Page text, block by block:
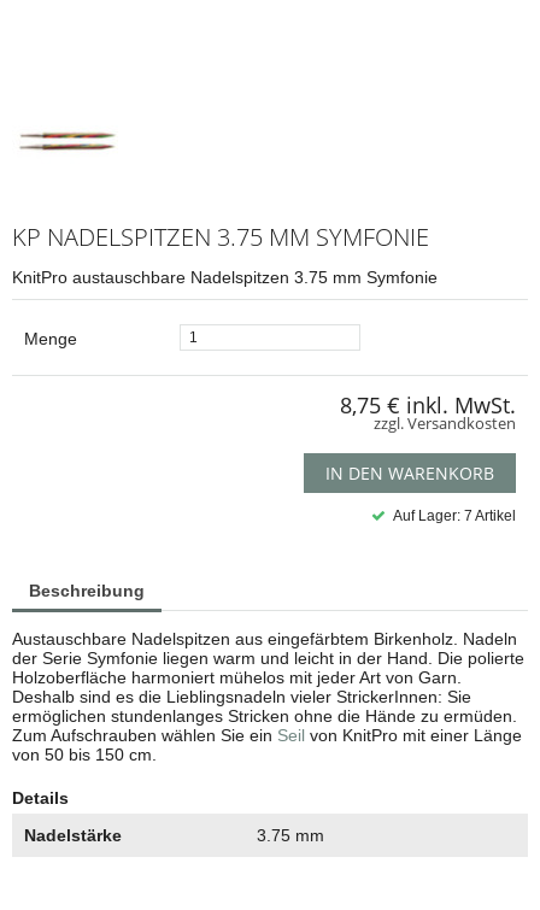
KP NADELSPITZEN 3.75 MM SYMFONIE
KnitPro austauschbare Nadelspitzen 3.75 mm Symfonie
Menge
8,75 € inkl. MwSt.
zzgl. Versandkosten
IN DEN WARENKORB
Auf Lager: 7 Artikel
Beschreibung
Austauschbare Nadelspitzen aus eingefärbtem Birkenholz. Nadeln
der Serie Symfonie liegen warm und leicht in der Hand. Die polierte
Holzoberfläche harmoniert mühelos mit jeder Art von Garn.
Deshalb sind es die Lieblingsnadeln vieler StrickerInnen: Sie
ermöglichen stundenlanges Stricken ohne die Hände zu ermüden.
Zum Aufschrauben wählen Sie ein Seil von KnitPro mit einer Länge
von 50 bis 150 cm.
Details
Nadelstärke
3.75 mm